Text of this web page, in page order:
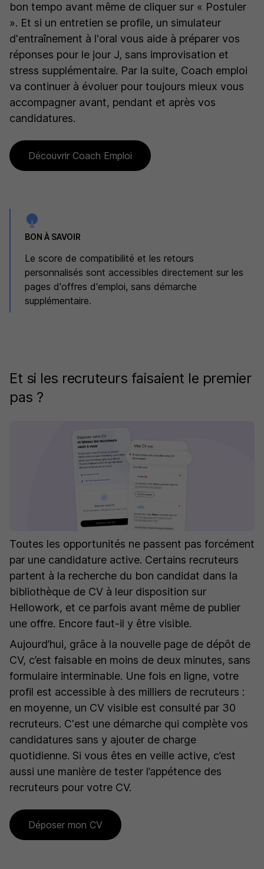
bon tempo avant même de cliquer sur « Postuler
». Et si un entretien se profile, un simulateur
d'entraînement à l'oral vous aide à préparer vos
réponses pour le jour J, sans improvisation et
stress supplémentaire. Par la suite, Coach emploi
va continuer à évoluer pour toujours mieux vous
accompagner avant, pendant et après vos
candidatures.
Découvrir Coach Emploi
BON À SAVOIR
Le score de compatibilité et les retours
personnalisés sont accessibles directement sur les
pages d'offres d'emploi, sans démarche
supplémentaire.
Et si les recruteurs faisaient le premier
pas ?
Toutes les opportunités ne passent pas forcément
par une candidature active. Certains recruteurs
partent à la recherche du bon candidat dans la
bibliothèque de CV à leur disposition sur
Hellowork, et ce parfois avant même de publier
une offre. Encore faut-il y être visible.
Aujourd’hui, grâce à la nouvelle page de dépôt de
CV, c’est faisable en moins de deux minutes, sans
formulaire interminable. Une fois en ligne, votre
profil est accessible à des milliers de recruteurs :
en moyenne, un CV visible est consulté par 30
recruteurs. C'est une démarche qui complète vos
candidatures sans y ajouter de charge
quotidienne. Si vous êtes en veille active, c’est
aussi une manière de tester l’appétence des
recruteurs pour votre CV.
Déposer mon CV